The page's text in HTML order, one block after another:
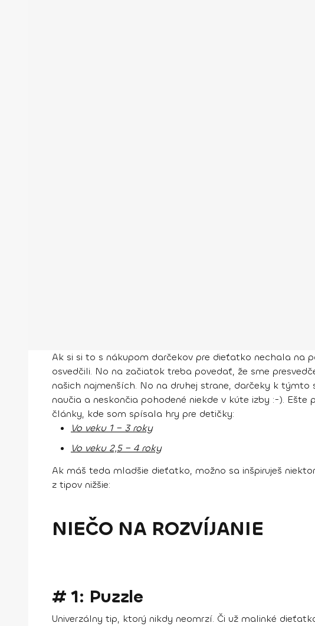
Ak si si to s nákupom darčekov pre dieťatko nechala na
osvedčili. No na začiatok treba povedať, že sme
našich najmenších. No na druhej strane, darčeky k
naučia a neskončia pohodené niekde v kúte izby :-). Ešte
články, kde som spísala hry pre detičky:
Vo veku 1 − 3 roky
Vo veku 2,5 − 4 roky
Ak máš teda mladšie dieťatko, možno sa inšpiruješ
z tipov nižšie:
NIEČO NA ROZVÍJANIE
# 1: Puzzle
Univerzálny tip, ktorý nikdy neomrzí. Či už malinké